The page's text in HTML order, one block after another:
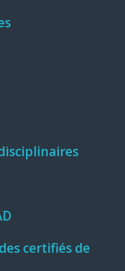
certifiés de